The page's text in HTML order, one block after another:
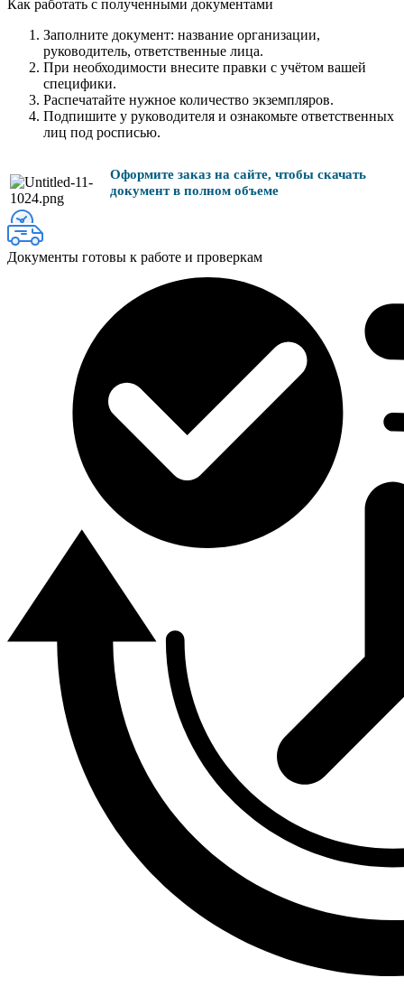
Как работать с полученными документами
Заполните документ: название организации,
руководитель, ответственные лица.
При необходимости внесите правки с учётом вашей
специфики.
Распечатайте нужное количество экземпляров.
Подпишите у руководителя и ознакомьте ответственных
лиц под росписью.
Оформите заказ на сайте, чтобы скачать
документ в полном объеме
Документы готовы к работе и проверкам